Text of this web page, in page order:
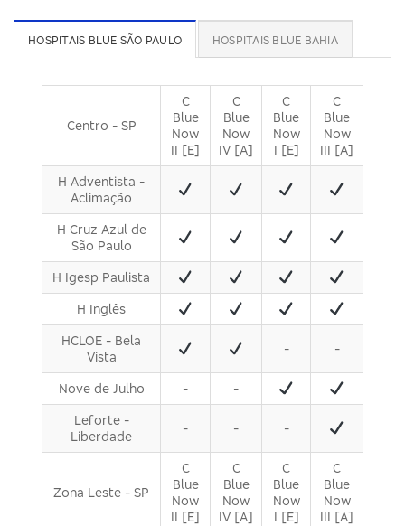
HOSPITAIS BLUE SÃO PAULO HOSPITAIS BLUE BAHIA
Centro - SP
C
Blue
Now
II [E]
C
Blue
Now
IV [A]
C
Blue
Now
I [E]
C
Blue
Now
III [A]
H Adventista -
Aclimação
H Cruz Azul de
São Paulo
H Igesp Paulista
H Inglês
HCLOE - Bela
Vista
- -
Nove de Julho - -
Leforte -
Liberdade
- - -
Zona Leste - SP
C
Blue
Now
II [E]
C
Blue
Now
IV [A]
C
Blue
Now
I [E]
C
Blue
Now
III [A]